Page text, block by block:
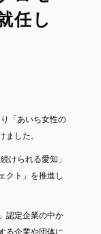
任し
「あいち女性の
した。
けられる愛知」
クト」を推進し
認定企業の中か
る企業や団体に